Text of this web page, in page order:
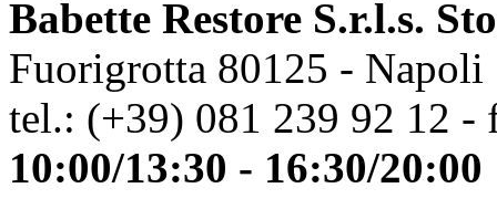
Babette Restore S.r.l.s.
Fuorigrotta 80125 - Napoli
tel.: (+39) 081 239 92 12 -
10:00/13:30 - 16:30/20:00